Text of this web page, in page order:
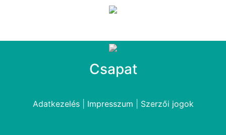
Csapat
Adatkezelés| Impresszum Szerzői jogok